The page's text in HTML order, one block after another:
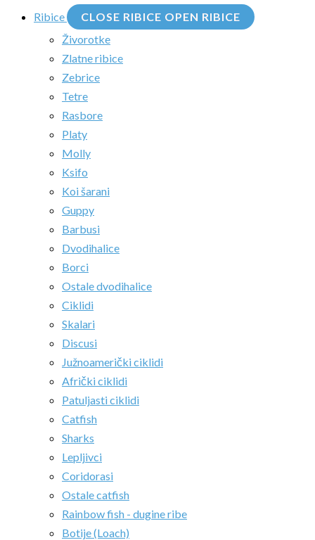
Ribice CLOSE RIBICE OPEN RIBICE
Živorotke
Zlatne ribice
Zebrice
Tetre
Rasbore
Platy
Molly
Ksifo
Koi šarani
Guppy
Barbusi
Dvodihalice
Borci
Ostale dvodihalice
Ciklidi
Skalari
Discusi
Južnoamerički ciklidi
Afrički ciklidi
Patuljasti ciklidi
Catfish
Sharks
Lepljivci
Coridorasi
Ostale catfish
Rainbow fish - dugine ribe
Botije (Loach)